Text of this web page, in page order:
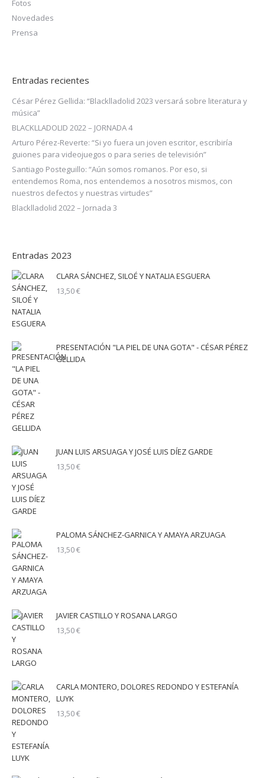
Fotos
Novedades
Prensa
Entradas recientes
César Pérez Gellida: “Blacklladolid 2023 versará sobre literatura y
música”
BLACKLLADOLID 2022 – JORNADA 4
Arturo Pérez-Reverte: “Si yo fuera un joven escritor, escribiría
guiones para videojuegos o para series de televisión”
Santiago Posteguillo: “Aún somos romanos. Por eso, si
entendemos Roma, nos entendemos a nosotros mismos, con
nuestros defectos y nuestras virtudes”
Blacklladolid 2022 – Jornada 3
Entradas 2023
CLARA SÁNCHEZ, SILOÉ Y NATALIA ESGUERA
13,50€
PRESENTACIÓN "LA PIEL DE UNA GOTA" - CÉSAR PÉREZ
GELLIDA
JUAN LUIS ARSUAGA Y JOSÉ LUIS DÍEZ GARDE
13,50€
PALOMA SÁNCHEZ-GARNICA Y AMAYA ARZUAGA
13,50€
JAVIER CASTILLO Y ROSANA LARGO
13,50€
CARLA MONTERO, DOLORES REDONDO Y ESTEFANÍA
LUYK
13,50€